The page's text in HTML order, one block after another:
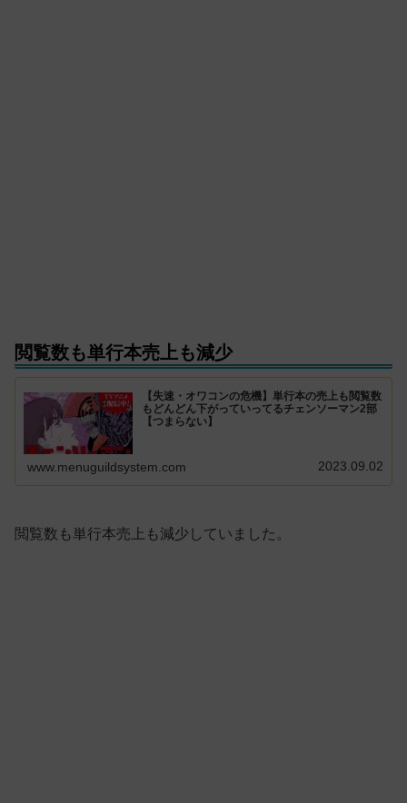
閲覧数も単行本売上も減少
【失速・オワコンの危機】単行本の売上も閲覧数
もどんどん下がっていってるチェンソーマン2部
【つまらない】
www.menuguildsystem.com 2023.09.02
閲覧数も単行本売上も減少していました。